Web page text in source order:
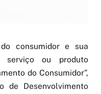
consumidor e sua
serviço ou produto
do Consumidor”,
de Desenvolvimento